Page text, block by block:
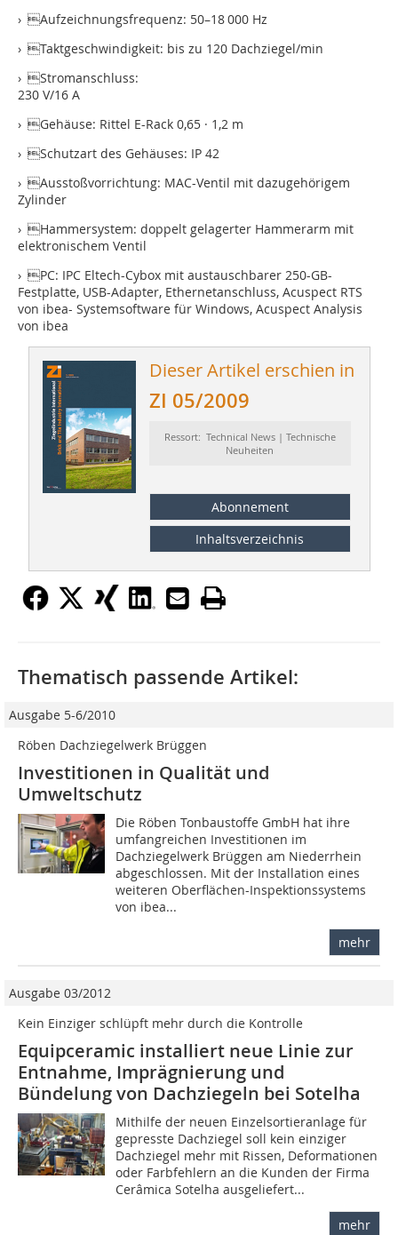
› Aufzeichnungsfrequenz: 50–18 000 Hz
› Taktgeschwindigkeit: bis zu 120 Dachziegel/min
› Stromanschluss:
230 V/16 A
› Gehäuse: Rittel E-Rack 0,65 · 1,2 m
› Schutzart des Gehäuses: IP 42
› Ausstoßvorrichtung: MAC-Ventil mit dazugehörigem
Zylinder
› Hammersystem: doppelt gelagerter Hammerarm mit
elektronischem Ventil
› PC: IPC Eltech-Cybox mit austauschbarer 250-GB-
Festplatte, USB-Adapter, Ethernetanschluss, Acuspect RTS
von ibea- Systemsoftware für Windows, Acuspect Analysis
von ibea
Dieser Artikel erschien in
ZI 05/2009
Ressort: Technical News | Technische
Neuheiten
Abonnement
Inhaltsverzeichnis
Thematisch passende Artikel:
Ausgabe 5-6/2010
Röben Dachziegelwerk Brüggen
Investitionen in Qualität und
Umweltschutz
Die Röben Tonbaustoffe GmbH hat ihre
umfangreichen Investitionen im
Dachziegelwerk Brüggen am Niederrhein
abgeschlossen. Mit der Installation eines
weiteren Oberflächen-Inspektionssystems
von ibea...
mehr
Ausgabe 03/2012
Kein Einziger schlüpft mehr durch die Kontrolle
Equipceramic installiert neue Linie zur
Entnahme, Imprägnierung und
Bündelung von Dachziegeln bei Sotelha
Mithilfe der neuen Einzelsortieranlage für
gepresste Dachziegel soll kein einziger
Dachziegel mehr mit Rissen, Deformationen
oder Farbfehlern an die Kunden der Firma
Cerâmica Sotelha ausgeliefert...
mehr